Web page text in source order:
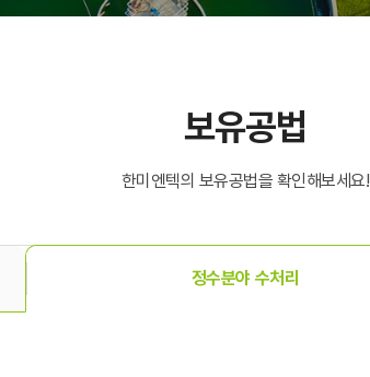
보유공법
한미엔텍의 보유공법을 확인해보세요!
정수분야 수처리